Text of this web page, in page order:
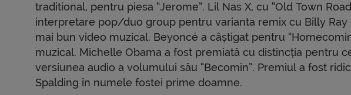
traditional, pentru piesa “Jerome”. Lil Nas X, cu “Old Town
interpretare pop/duo group pentru varianta remix cu Billy
mai bun video muzical. Beyoncé a câștigat pentru
muzical. Michelle Obama a fost premiată cu distincția pentru
versiunea audio a volumului său “Becomin”. Premiul a fost
Spalding în numele fostei prime doamne.